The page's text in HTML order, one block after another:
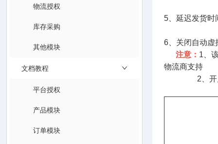
物流授权
库存采购
其他模块
文档教程
平台授权
产品模块
订单模块
5、延迟发货时
6、关闭自动虚
注意： 1、
物流商支持
2、开启此